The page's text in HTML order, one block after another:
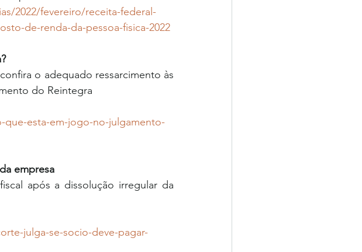
2022/fevereiro/receita-federal-
de-renda-da-pessoa-fisica-2022
o adequado ressarcimento às
do Reintegra
esta-em-jogo-no-julgamento-
empresa
após a dissolução irregular da
julga-se-socio-deve-pagar-